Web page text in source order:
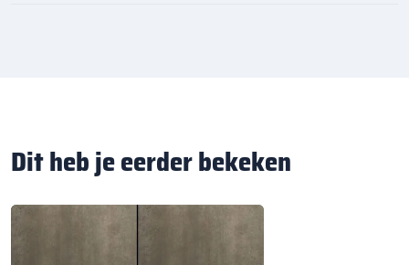
Dit heb je eerder bekeken